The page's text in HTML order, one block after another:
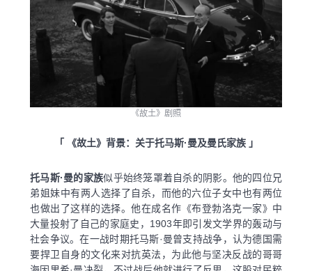
《故土》剧照
「 《故土》背景：关于托马斯·曼及曼氏家族 」
托马斯·曼的家族似乎始终笼罩着自杀的阴影。他的四位兄
弟姐妹中有两人选择了自杀，而他的六位子女中也有两位
也做出了这样的选择。他在成名作《布登勃洛克一家》中
大量投射了自己的家庭史，1903年即引发文学界的轰动与
社会争议。在一战时期托马斯·曼曾支持战争，认为德国需
要捍卫自身的文化来对抗英法，为此他与坚决反战的哥哥